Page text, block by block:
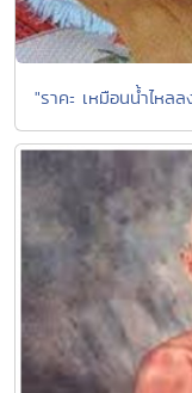
"ราคะ เหมือนน้ำไหล